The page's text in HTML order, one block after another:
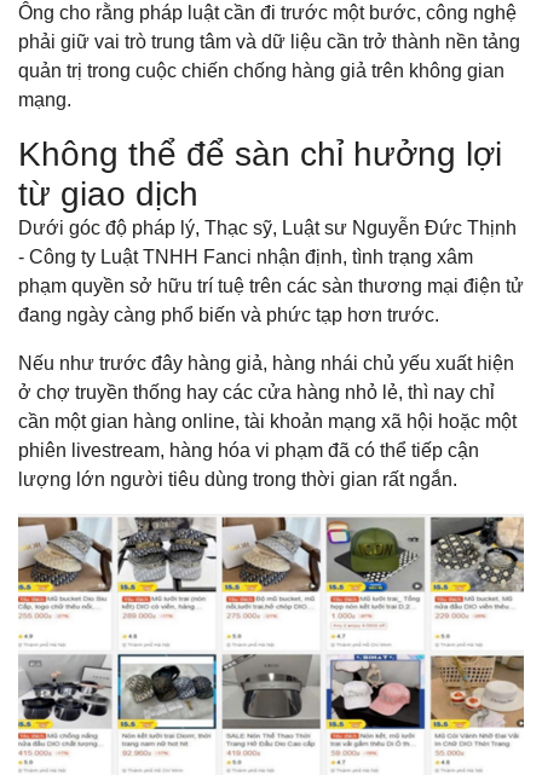
Ông cho rằng pháp luật cần đi trước một bước, công nghệ
phải giữ vai trò trung tâm và dữ liệu cần trở thành nền tảng
quản trị trong cuộc chiến chống hàng giả trên không gian
mạng.
Không thể để sàn chỉ hưởng lợi
từ giao dịch
Dưới góc độ pháp lý, Thạc sỹ, Luật sư Nguyễn Đức Thịnh
- Công ty Luật TNHH Fanci nhận định, tình trạng xâm
phạm quyền sở hữu trí tuệ trên các sàn thương mại điện tử
đang ngày càng phổ biến và phức tạp hơn trước.
Nếu như trước đây hàng giả, hàng nhái chủ yếu xuất hiện
ở chợ truyền thống hay các cửa hàng nhỏ lẻ, thì nay chỉ
cần một gian hàng online, tài khoản mạng xã hội hoặc một
phiên livestream, hàng hóa vi phạm đã có thể tiếp cận
lượng lớn người tiêu dùng trong thời gian rất ngắn.